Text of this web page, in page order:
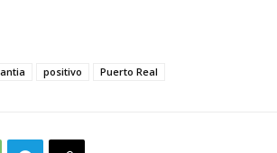
positivo Puerto Real